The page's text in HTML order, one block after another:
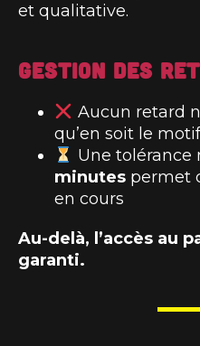
et qualitative.
Gestion des
Aucun retard
qu’en soit le motif
Une tolérance
minutes permet
en cours
Au-delà, l’accès au
garanti.